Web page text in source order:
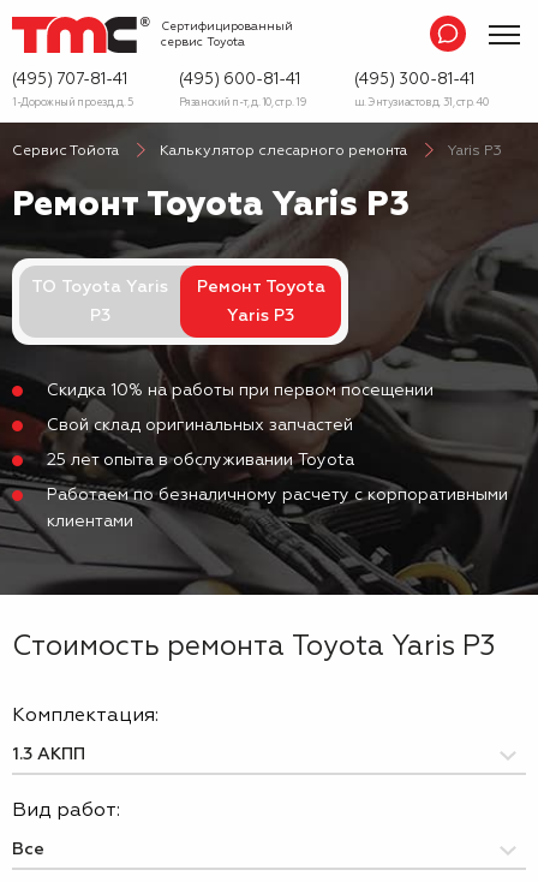
Сертифицированный
сервис Toyota
(495) 707-81-41
1-Дорожный проезд, д. 5
(495) 600-81-41
Рязанский п-т, д. 10, стр. 19
(495) 300-81-41
ш. Энтузиастов д. 31, стр. 40
Сервис Тойота Калькулятор слесарного ремонта Yaris P3
Ремонт Toyota Yaris P3
ТО Toyota Yaris
P3
Ремонт Toyota
Yaris P3
Скидка 10% на работы при первом посещении
Свой склад оригинальных запчастей
25 лет опыта в обслуживании Toyota
Работаем по безналичному расчету с корпоративными
клиентами
Стоимость ремонта Toyota Yaris P3
Комплектация:
Вид работ: